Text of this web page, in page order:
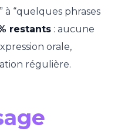
à “quelques phrases
restants : aucune
orale,
régulière.